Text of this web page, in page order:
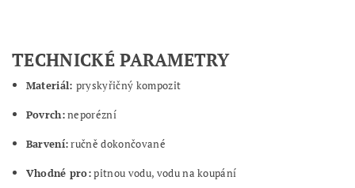
TECHNICKÉ PARAMETRY
Materiál: pryskyřičný kompozit
Povrch:neporézní
Barvení:ručně dokončované
Vhodné pro:pitnou vodu, vodu na koupání